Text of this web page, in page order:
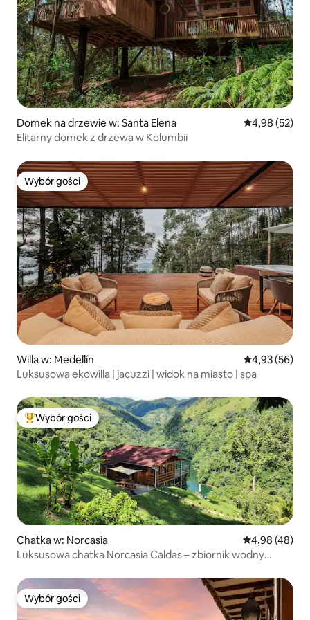
Domek na drzewie w: Santa Elena Średnia
4,98 (52)
Elitarny domek z drzewa w Kolumbii
Wybór gości
Wybór gości
Willa w: Medellín Średnia
4,93 (56)
Luksusowa ekowilla | jacuzzi | widok na miasto | spa
Najpopularniejsze z kategorii Wybór gości
Wybór gości
Chatka w: Norcasia Średnia
4,98 (48)
Luksusowa chatka Norcasia Caldas – zbiornik wodny
Wybór gości
Wybór gości